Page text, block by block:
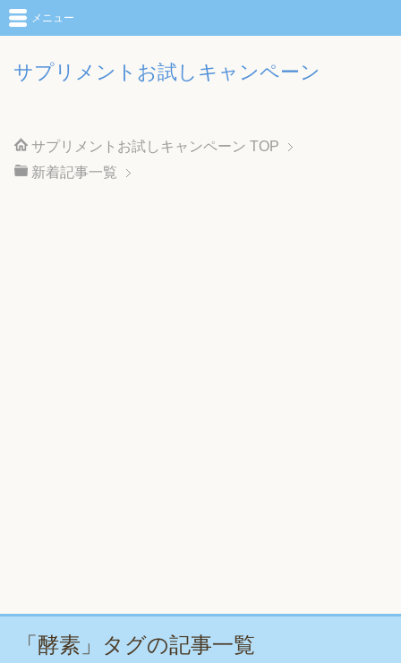
サプリメントお試しキャンペーン
メニュー
サプリメントお試しキャンペーン TOP
新着記事一覧
「酵素」タグの記事一覧